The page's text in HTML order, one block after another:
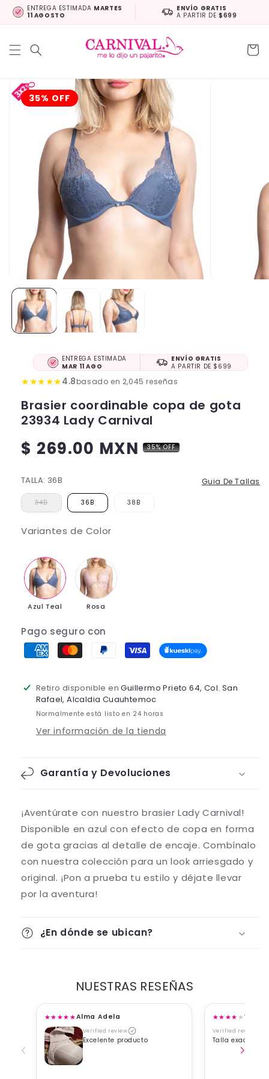
directamente
al contenido
ENTREGA ESTIMADA MARTES
11 AGOSTO
ENVÍO GRATIS
A PARTIR DE$699
Carrito
directamente
a la
información
35% OFF
ENTREGA ESTIMADA
MAR 11 AGO
ENVÍO GRATIS
A PARTIR DE $699
★★★★★4.8basado en 2,045 reseñas
Brasier coordinable copa de gota
23934 Lady Carnival
Precio
$ 269.00 MXN 35% OFF
TALLA: 36B Guia De Tallas
34B 36B 38B
Variantes de Color
Azul Teal Rosa
Pago seguro con
Retiro disponible enGuillermo Prieto 64, Col. San
Rafael, Alcaldia Cuauhtemoc
Normalmente está listo en 24 horas
Ver información de la tienda
Garantía y Devoluciones
¡Aventúrate con nuestro brasier Lady Carnival!
Disponible en azul con efecto de copa en forma
de gota gracias al detalle de encaje. Combínalo
con nuestra colección para un look arriesgado y
original. ¡Pon a prueba tu estilo y déjate llevar
por la aventura!
¿En dónde se ubican?
NUESTRAS RESEÑAS
★★★★★Alma Adela
Verified review
Excelente producto
★★★★★
Verified review
Talla exacta,